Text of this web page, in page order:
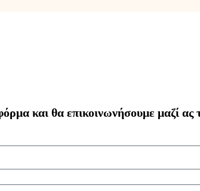
και θα επικοινωνήσουμε μαζί ας